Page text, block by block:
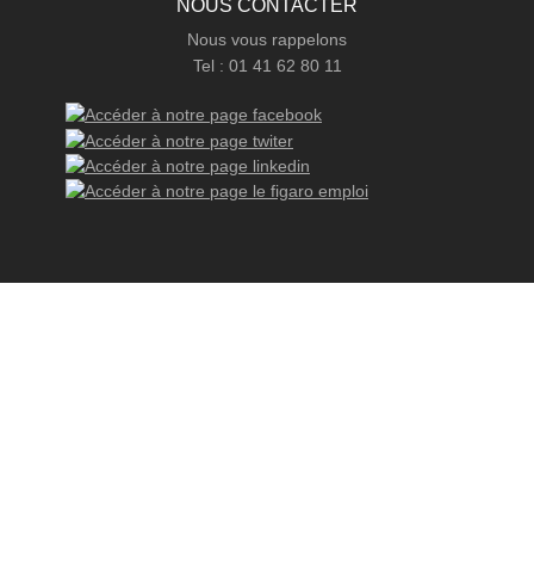
NOUS CONTACTER
Nous vous rappelons
Tel : 01 41 62 80 11